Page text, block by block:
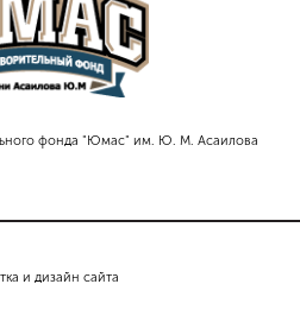
фонда "Юмас" им. Ю. М. Асаилова
и дизайн сайта